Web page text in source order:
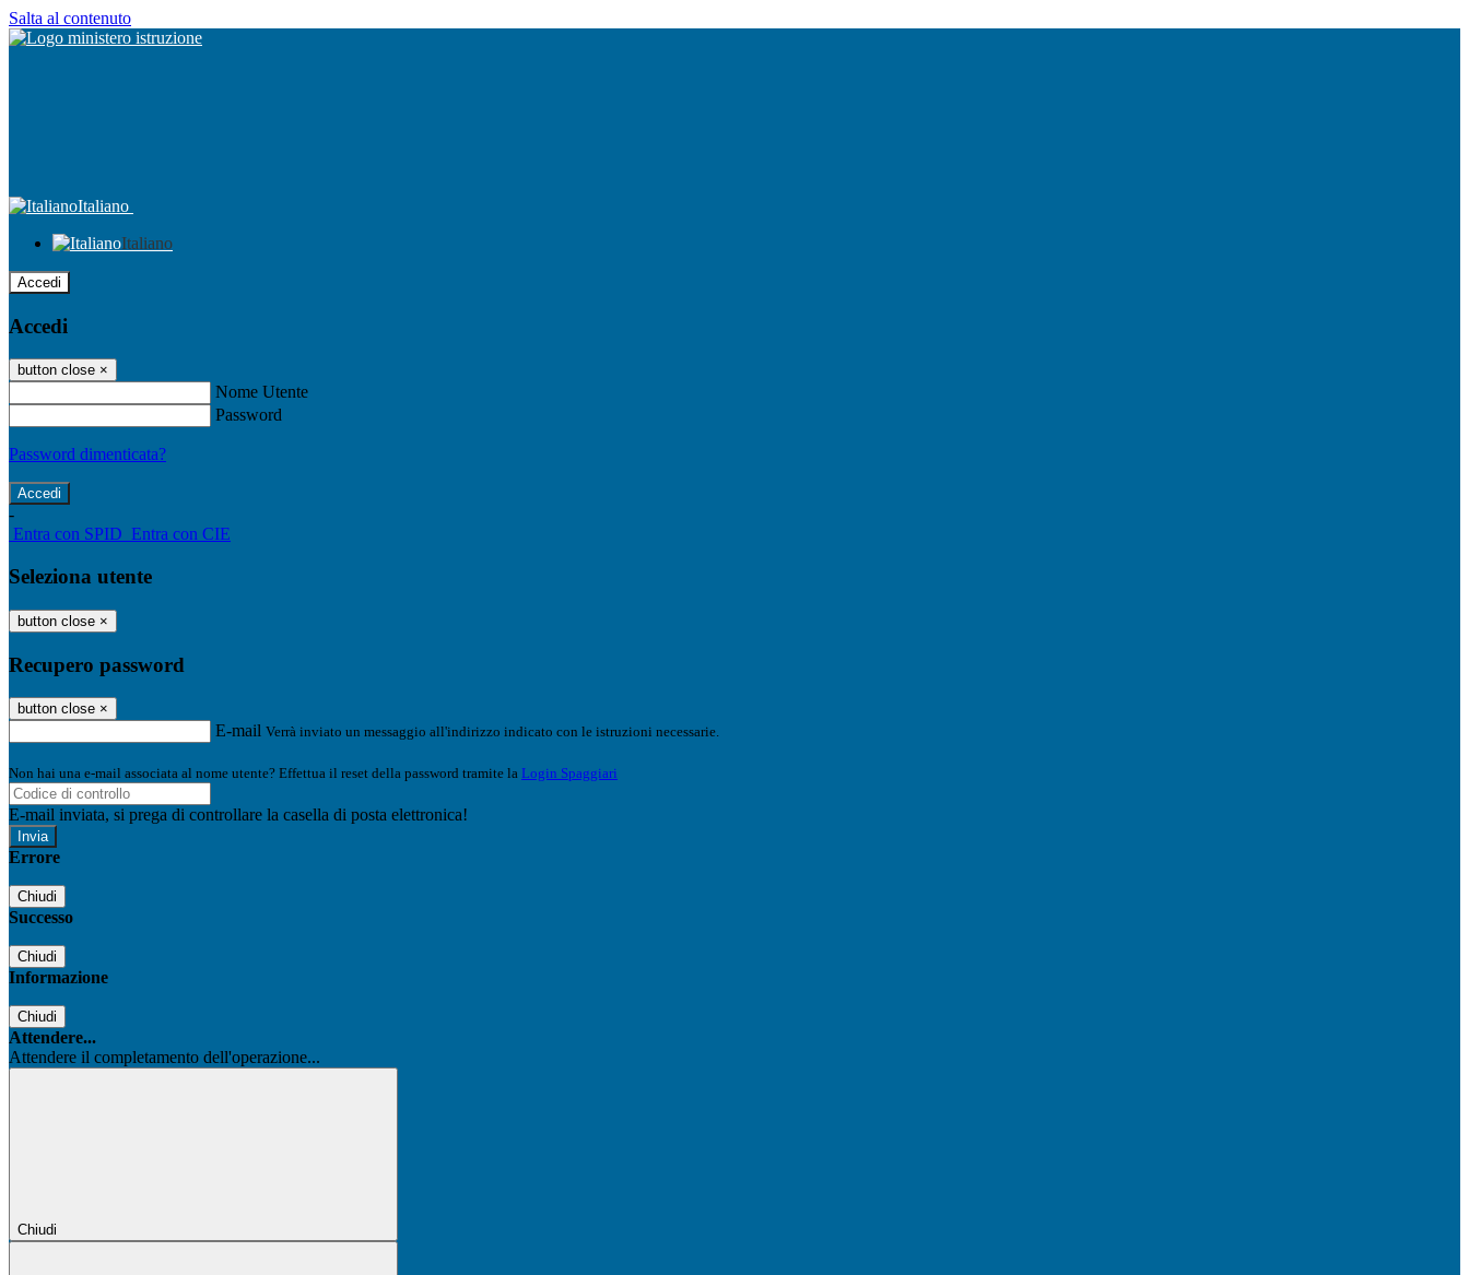
Salta al contenuto
Italiano
Italiano
Accedi
Accedi
button close ×
Nome Utente
Password
Password dimenticata?
-
Entra con SPID Entra con CIE
Seleziona utente
button close ×
Recupero password
button close ×
E-mail Verrà inviato un messaggio all'indirizzo indicato con le istruzioni necessarie.
Non hai una e-mail associata al nome utente? Effettua il reset della password tramite la Login Spaggiari
E-mail inviata, si prega di controllare la casella di posta elettronica!
Errore
Chiudi
Successo
Chiudi
Informazione
Chiudi
Attendere...
Attendere il completamento dell'operazione...
Chiudi